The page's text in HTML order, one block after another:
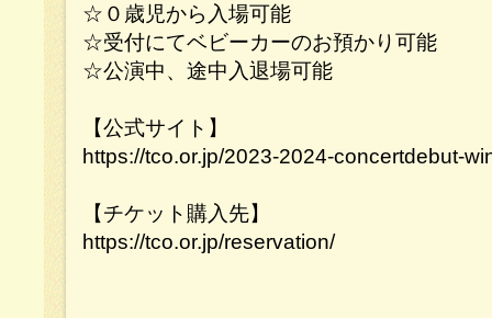
☆０歳児から入場可能
☆受付にてベビーカーのお預かり可能
☆公演中、途中入退場可能
【公式サイト】
https://tco.or.jp/2023-2024-concertdebut-
【チケット購入先】
https://tco.or.jp/reservation/